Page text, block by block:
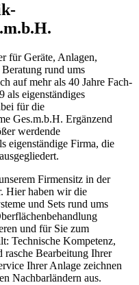
für Geräte, Anlagen,
rund ums
auf mehr als 40 Jahre Fach-
als eigenständiges
für die
Ges.m.b.H. Ergänzend
werdende
eigenständige Firma, die
Firmensitz in der
Hier haben wir die
und Sets rund ums
und für Sie zum
Technische Kompetenz,
Bearbeitung Ihrer
Ihrer Anlage zeichnen
Nachbarländern aus.